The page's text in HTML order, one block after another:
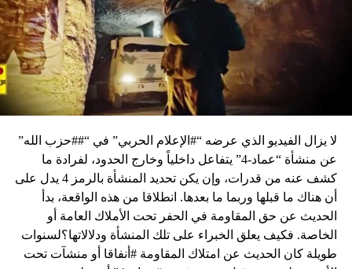
لا يزال الفيديو الذي عرضه “#الإعلام الحربي” في “##حزب الله”
عن منشأة “عماد-4” يتفاعل داخلياً وخارج الحدود، لفرادة ما
كشف عنه من قدرات، وإن يكن تحديد المنشأة بالرمز 4 يدل على
أن هناك ما قبلها وربما ما بعدها. انطلاقا من هذه الواقعة، بدأ
الحديث عن حق المقاومة في الحفر تحت الأملاك العامة أو
الخاصة. فكيف يعلق الخبراء على تلك المنشأة ودلالاتها؟لسنوات
طويلة كان الحديث عن امتلاك المقاومة #أنفاقا أو منشآت تحت